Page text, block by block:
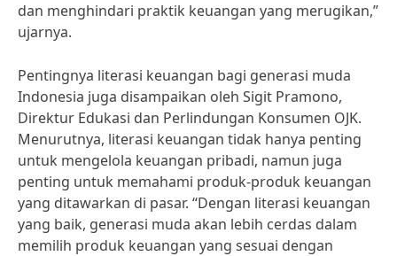
dan menghindari praktik keuangan yang merugikan,”
ujarnya.
Pentingnya literasi keuangan bagi generasi muda
Indonesia juga disampaikan oleh Sigit Pramono,
Direktur Edukasi dan Perlindungan Konsumen OJK.
Menurutnya, literasi keuangan tidak hanya penting
untuk mengelola keuangan pribadi, namun juga
penting untuk memahami produk-produk keuangan
yang ditawarkan di pasar. “Dengan literasi keuangan
yang baik, generasi muda akan lebih cerdas dalam
memilih produk keuangan yang sesuai dengan